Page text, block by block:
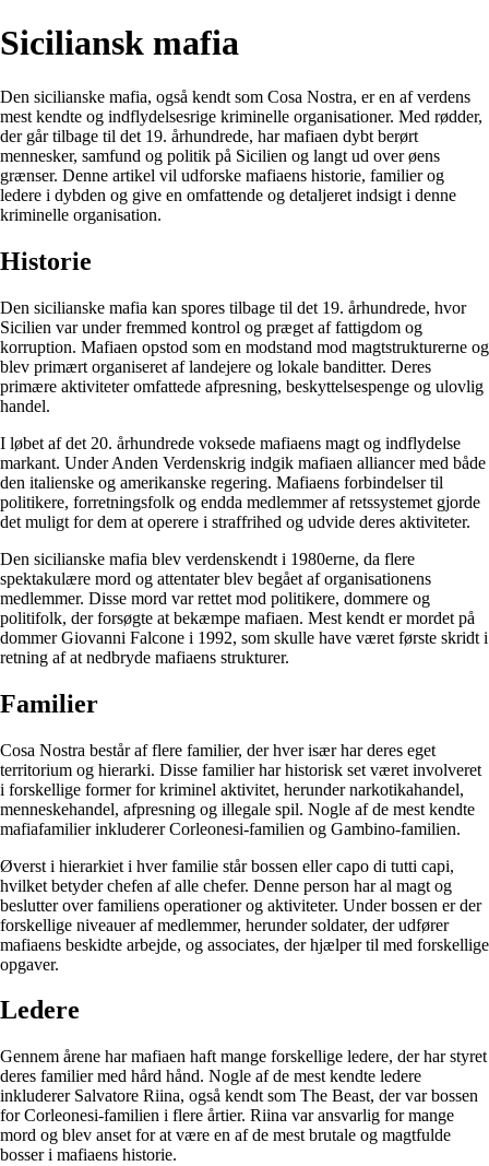
Siciliansk mafia
Den sicilianske mafia, også kendt som Cosa Nostra, er en af verdens
mest kendte og indflydelsesrige kriminelle organisationer. Med rødder,
der går tilbage til det 19. århundrede, har mafiaen dybt berørt
mennesker, samfund og politik på Sicilien og langt ud over øens
grænser. Denne artikel vil udforske mafiaens historie, familier og
ledere i dybden og give en omfattende og detaljeret indsigt i denne
kriminelle organisation.
Historie
Den sicilianske mafia kan spores tilbage til det 19. århundrede, hvor
Sicilien var under fremmed kontrol og præget af fattigdom og
korruption. Mafiaen opstod som en modstand mod magtstrukturerne og
blev primært organiseret af landejere og lokale banditter. Deres
primære aktiviteter omfattede afpresning, beskyttelsespenge og ulovlig
handel.
I løbet af det 20. århundrede voksede mafiaens magt og indflydelse
markant. Under Anden Verdenskrig indgik mafiaen alliancer med både
den italienske og amerikanske regering. Mafiaens forbindelser til
politikere, forretningsfolk og endda medlemmer af retssystemet gjorde
det muligt for dem at operere i straffrihed og udvide deres aktiviteter.
Den sicilianske mafia blev verdenskendt i 1980erne, da flere
spektakulære mord og attentater blev begået af organisationens
medlemmer. Disse mord var rettet mod politikere, dommere og
politifolk, der forsøgte at bekæmpe mafiaen. Mest kendt er mordet på
dommer Giovanni Falcone i 1992, som skulle have været første skridt i
retning af at nedbryde mafiaens strukturer.
Familier
Cosa Nostra består af flere familier, der hver især har deres eget
territorium og hierarki. Disse familier har historisk set været involveret
i forskellige former for kriminel aktivitet, herunder narkotikahandel,
menneskehandel, afpresning og illegale spil. Nogle af de mest kendte
mafiafamilier inkluderer Corleonesi-familien og Gambino-familien.
Øverst i hierarkiet i hver familie står bossen eller capo di tutti capi,
hvilket betyder chefen af alle chefer. Denne person har al magt og
beslutter over familiens operationer og aktiviteter. Under bossen er der
forskellige niveauer af medlemmer, herunder soldater, der udfører
mafiaens beskidte arbejde, og associates, der hjælper til med forskellige
opgaver.
Ledere
Gennem årene har mafiaen haft mange forskellige ledere, der har styret
deres familier med hård hånd. Nogle af de mest kendte ledere
inkluderer Salvatore Riina, også kendt som The Beast, der var bossen
for Corleonesi-familien i flere årtier. Riina var ansvarlig for mange
mord og blev anset for at være en af de mest brutale og magtfulde
bosser i mafiaens historie.